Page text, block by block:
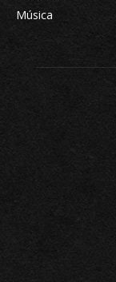
Música